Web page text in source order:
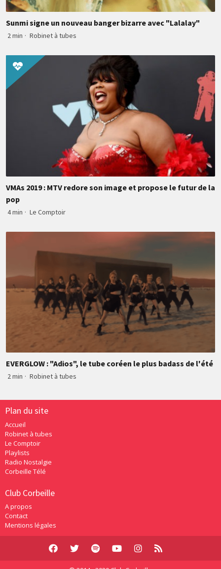
Sunmi signe un nouveau banger bizarre avec "Lalalay"
2 min · Robinet à tubes
VMAs 2019 : MTV redore son image et propose le futur de la
pop
4 min · Le Comptoir
EVERGLOW : "Adios", le tube coréen le plus badass de l'été
2 min · Robinet à tubes
Plan du site
Accueil
Robinet à tubes
Le Comptoir
Playlists
Radio Nostalgie
Corbeille Télé
Club Corbeille
A propos
Contact
Mentions légales